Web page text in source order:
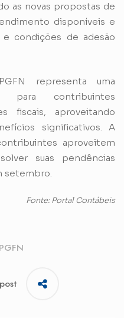
as novas propostas de
disponíveis e
condições de adesão
representa uma
para contribuintes
fiscais, aproveitando
significativos. A
aproveitem
suas pendências
setembro.
Fonte: Portal Contábeis
PGFN